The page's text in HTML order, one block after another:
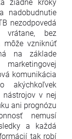
nadobudnutie
nezodpovedá
bez
môže vzniknúť
na základe
komunikácia
akýchkoľvek
nástrojov v nej
ani prognózu
nemusí
a každá
tak robí